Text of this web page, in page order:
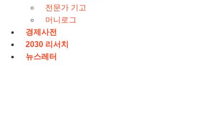
전문가 기고
머니로그
경제사전
2030 리서치
뉴스레터